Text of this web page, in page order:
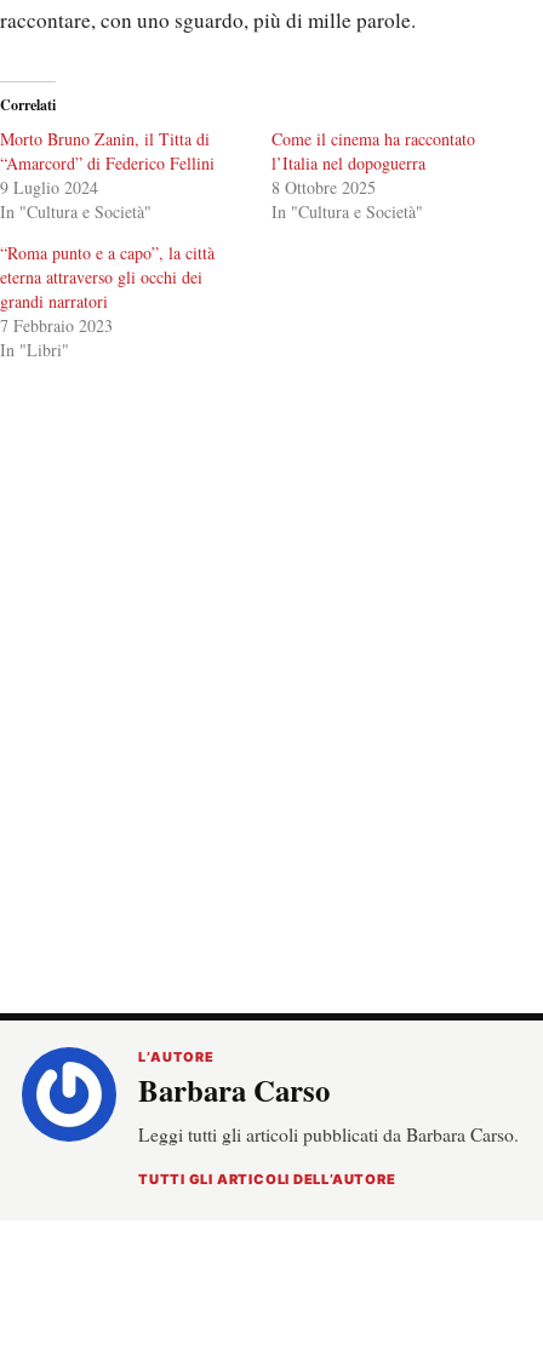
raccontare, con uno sguardo, più di mille parole.
Correlati
Morto Bruno Zanin, il Titta di
“Amarcord” di Federico Fellini
9 Luglio 2024
In "Cultura e Società"
Come il cinema ha raccontato
l’Italia nel dopoguerra
8 Ottobre 2025
In "Cultura e Società"
“Roma punto e a capo”, la città
eterna attraverso gli occhi dei
grandi narratori
7 Febbraio 2023
In "Libri"
L’AUTORE
Barbara Carso
Leggi tutti gli articoli pubblicati da Barbara Carso.
TUTTI GLI ARTICOLI DELL’AUTORE